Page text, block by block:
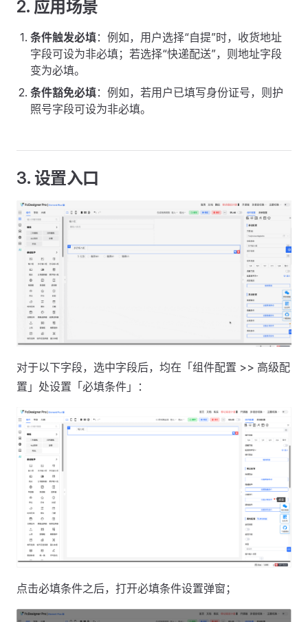
2. 应用场景
条件触发必填：例如，用户选择“自提”时，收货地址
字段可设为非必填；若选择“快递配送”，则地址字段
变为必填。
条件豁免必填：例如，若用户已填写身份证号，则护
照号字段可设为非必填。
3. 设置入口
对于以下字段，选中字段后，均在「组件配置 >> 高级配
置」处设置「必填条件」：
点击必填条件之后，打开必填条件设置弹窗；